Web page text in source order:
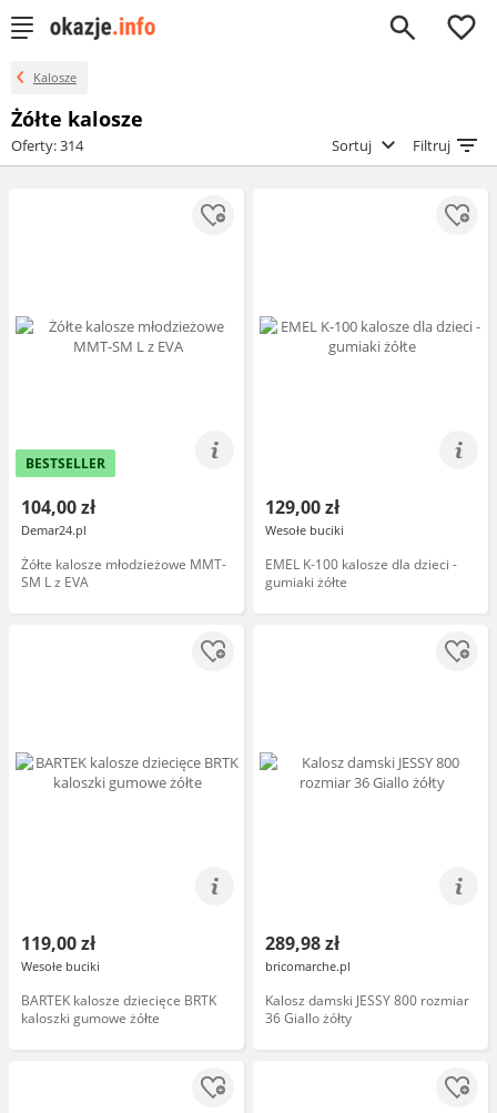
0
Kalosze
Żółte kalosze
Oferty: 314 Sortuj Filtruj
BESTSELLER
104,00 zł
Demar24.pl
Żółte kalosze młodzieżowe MMT-
SM L z EVA
129,00 zł
Wesołe buciki
EMEL K-100 kalosze dla dzieci -
gumiaki żółte
119,00 zł
Wesołe buciki
BARTEK kalosze dziecięce BRTK
kaloszki gumowe żółte
289,98 zł
bricomarche.pl
Kalosz damski JESSY 800 rozmiar
36 Giallo żółty